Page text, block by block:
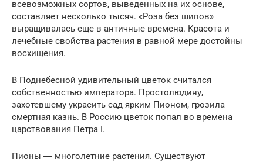
всевозможных сортов, выведенных на их основе,
составляет несколько тысяч. «Роза без шипов»
выращивалась еще в античные времена. Красота и
лечебные свойства растения в равной мере достойны
восхищения.
В Поднебесной удивительный цветок считался
собственностью императора. Простолюдину,
захотевшему украсить сад ярким Пионом, грозила
смертная казнь. В Россию цветок попал во времена
царствования Петра I.
Пионы ― многолетние растения. Существуют